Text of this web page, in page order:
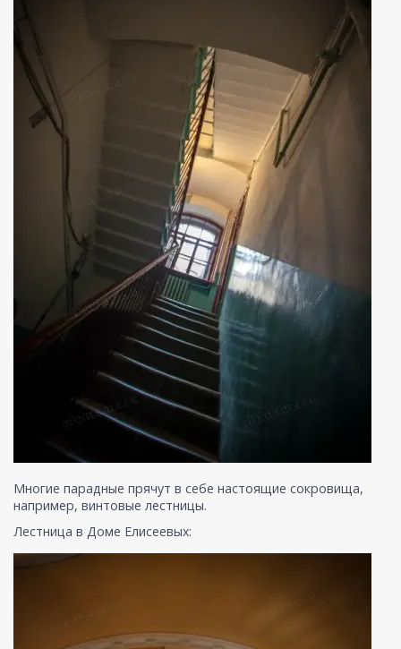
Многие парадные прячут в себе настоящие сокровища,
например, винтовые лестницы.
Лестница в Доме Елисеевых: